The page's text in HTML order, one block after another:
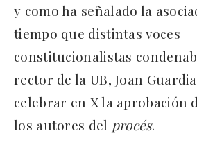
y como ha señalado la
tiempo que distintas voces
constitucionalistas
rector de la UB, Joan
celebrar en X la aprobación
los autores del procés.